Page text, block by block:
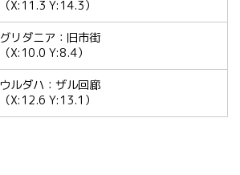
（X:11.3 Y:14.3）
グリダニア：旧市街
（X:10.0 Y:8.4）
ウルダハ：ザル回廊
（X:12.6 Y:13.1）